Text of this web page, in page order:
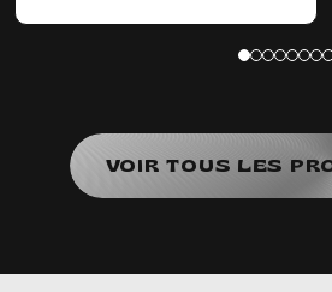
VOIR TOUS LES